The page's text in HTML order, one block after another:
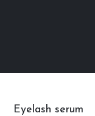
Eyelash serum